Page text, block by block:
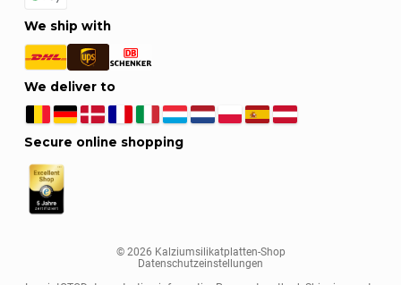
We ship with
We deliver to
Secure online shopping
© 2026 Kalziumsilikatplatten-Shop
Datenschutzeinstellungen